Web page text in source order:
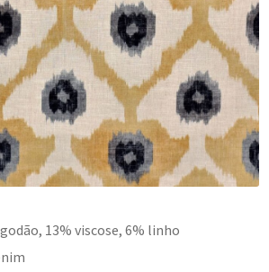
13% viscose, 6% linho